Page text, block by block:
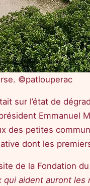
©patlouperac
sur l’état de
Emmanuel
des petites
dont les
de la Fondation
qui aident auront